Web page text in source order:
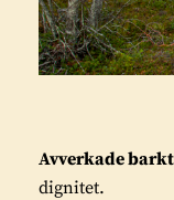
Avverkade
dignitet.